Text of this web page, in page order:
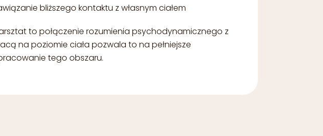
bliższego kontaktu z własnym ciałem
to połączenie rozumienia psychodynamicznego z
na poziomie ciała pozwala to na pełniejsze
tego obszaru.